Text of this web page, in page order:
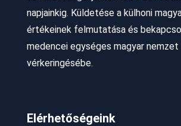
napjainkig. Küldetése a külhoni
értékeinek felmutatása és
medencei egységes magyar nemzet
vérkeringésébe.
Elérhetőségeink